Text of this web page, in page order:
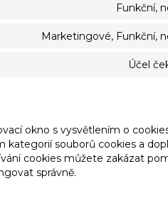
Funkční,
Marketingové, Funkční,
Účel
okno s vysvětlením o
kategorií souborů cookies a
cookies můžete zakázat
správně.